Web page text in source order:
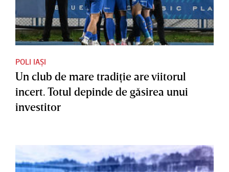
POLI IAȘI
Un club de mare tradiţie are viitorul
incert. Totul depinde de găsirea unui
investitor